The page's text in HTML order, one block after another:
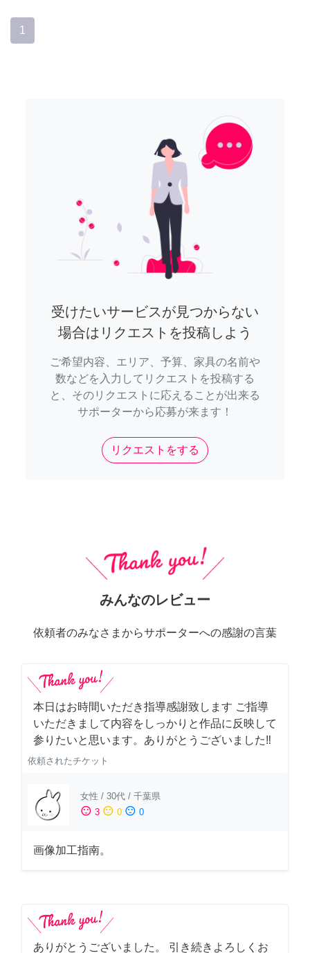
1
受けたいサービスが見つからない
場合はリクエストを投稿しよう
ご希望内容、エリア、予算、家具の名前や
数などを入力してリクエストを投稿する
と、そのリクエストに応えることが出来る
サポーターから応募が来ます！
リクエストをする
みんなのレビュー
依頼者のみなさまからサポーターへの感謝の言葉
本日はお時間いただき指導感謝致します ご指導
いただきまして内容をしっかりと作品に反映して
参りたいと思います。ありがとうございました‼️
依頼されたチケット
女性 / 30代 / 千葉県
sentiment_satisfied 3 sentiment_neutral 0 sentiment_dissatisfied 0
画像加工指南。
ありがとうございました。 引き続きよろしくお